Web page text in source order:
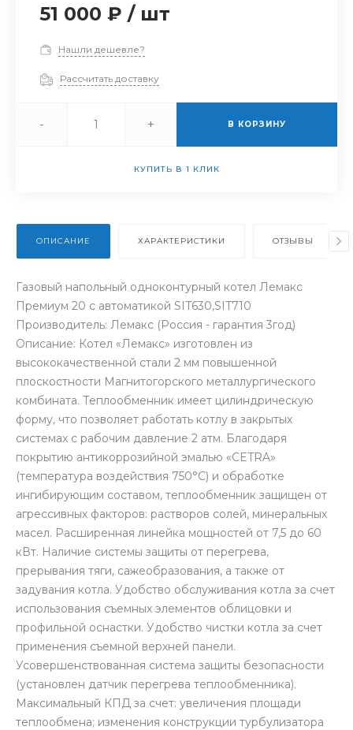
51 000 ₽ / шт
Нашли дешевле?
Рассчитать доставку
- + В КОРЗИНУ
КУПИТЬ В 1 КЛИК
ОПИСАНИЕ ХАРАКТЕРИСТИКИ ОТЗЫВЫ
Газовый напольный одноконтурный котел Лемакс
Премиум 20 с автоматикой SIT630,SIT710
Производитель: Лемакс (Россия - гарантия 3год)
Описание: Котел «Лемакс» изготовлен из
высококачественной стали 2 мм повышенной
плоскостности Магнитогорского металлургического
комбината. Теплообменник имеет цилиндрическую
форму, что позволяет работать котлу в закрытых
системах с рабочим давление 2 атм. Благодаря
покрытию антикоррозийной эмалью «CETRA»
(температура воздействия 750°С) и обработке
ингибирующим составом, теплообменник защищен от
агрессивных факторов: растворов солей, минеральных
масел. Расширенная линейка мощностей от 7,5 до 60
кВт. Наличие системы защиты от перегрева,
прерывания тяги, сажеобразования, а также от
задувания котла. Удобство обслуживания котла за счет
использования съемных элементов облицовки и
профильной оснастки. Удобство чистки котла за счет
применения съемной верхней панели.
Усовершенствованная система защиты безопасности
(установлен датчик перегрева теплообменника).
Максимальный КПД за счет: увеличения площади
теплообмена; изменения конструкции турбулизатора